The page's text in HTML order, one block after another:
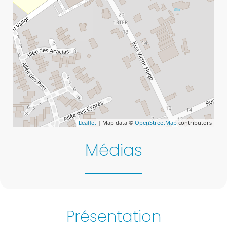
Présentation
Leaflet | Map data © OpenStreetMap contributors
Médias